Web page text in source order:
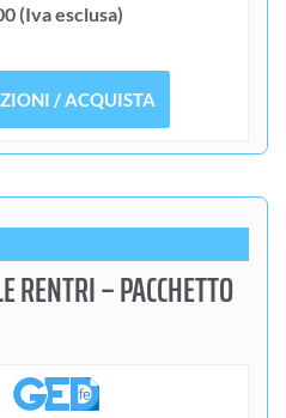
(Iva esclusa)
/ ACQUISTA
RENTRI – PACCHETTO